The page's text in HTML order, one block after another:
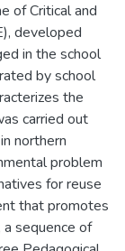
of Critical and
developed
in the school
by school
the
carried out
northern
problem
for reuse
that promotes
sequence of